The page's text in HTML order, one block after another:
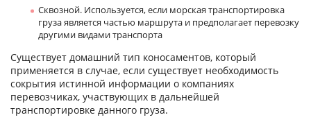
Сквозной. Используется, если морская транспортировка
груза является частью маршрута и предполагает перевозку
другими видами транспорта
Существует домашний тип коносаментов, который
применяется в случае, если существует необходимость
сокрытия истинной информации о компаниях
перевозчиках, участвующих в дальнейшей
транспортировке данного груза.